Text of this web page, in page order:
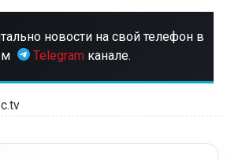
новости на свой телефон в
Telegram канале.